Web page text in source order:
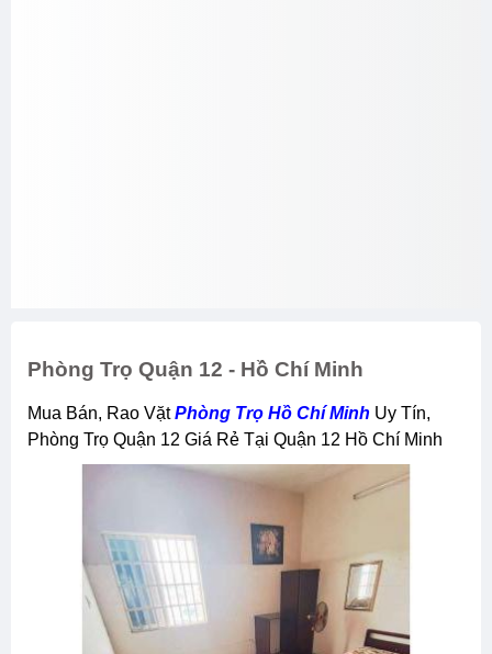
Phòng Trọ Quận 12 - Hồ Chí Minh
Mua Bán, Rao VặtPhòng Trọ Hồ Chí Minh Uy Tín,
Phòng Trọ Quận 12 Giá Rẻ Tại Quận 12 Hồ Chí Minh